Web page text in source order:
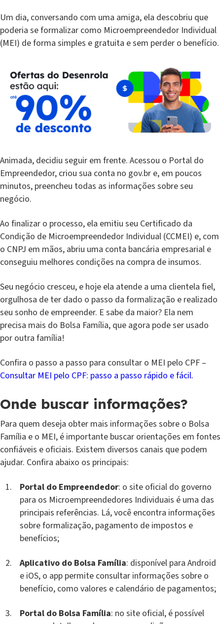
Um dia, conversando com uma amiga, ela descobriu que
poderia se formalizar como Microempreendedor Individual
(MEI) de forma simples e gratuita e sem perder o benefício.
Animada, decidiu seguir em frente. Acessou o Portal do
Empreendedor, criou sua conta no gov.br e, em poucos
minutos, preencheu todas as informações sobre seu
negócio.
Ao finalizar o processo, ela emitiu seu Certificado da
Condição de Microempreendedor Individual (CCMEI) e, com
o CNPJ em mãos, abriu uma conta bancária empresarial e
conseguiu melhores condições na compra de insumos.
Seu negócio cresceu, e hoje ela atende a uma clientela fiel,
orgulhosa de ter dado o passo da formalização e realizado
seu sonho de empreender. E sabe da maior? Ela nem
precisa mais do Bolsa Família, que agora pode ser usado
por outra família!
Confira o passo a passo para consultar o MEI pelo CPF –
Consultar MEI pelo CPF: passo a passo rápido e fácil.
Onde buscar informações?
Para quem deseja obter mais informações sobre o Bolsa
Família e o MEI, é importante buscar orientações em fontes
confiáveis e oficiais. Existem diversos canais que podem
ajudar. Confira abaixo os principais:
Portal do Empreendedor: o site oficial do governo
para os Microempreendedores Individuais é uma das
principais referências. Lá, você encontra informações
sobre formalização, pagamento de impostos e
benefícios;
Aplicativo do Bolsa Família: disponível para Android
e iOS, o app permite consultar informações sobre o
benefício, como valores e calendário de pagamentos;
Portal do Bolsa Família: no site oficial, é possível